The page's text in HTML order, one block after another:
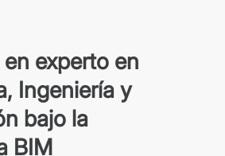
experto en
Ingeniería y
bajo la
BIM